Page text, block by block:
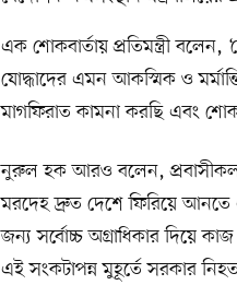
এক শোকবার্তায় প্রতিমন্ত্রী বলেন,
যোদ্ধাদের এমন আকস্মিক ও
মাগফিরাত কামনা করছি এবং
নুরুল হক আরও বলেন,
মরদেহ দ্রুত দেশে ফিরিয়ে আনতে
জন্য সর্বোচ্চ অগ্রাধিকার দিয়ে
এই সংকটাপন্ন মুহূর্তে সরকার